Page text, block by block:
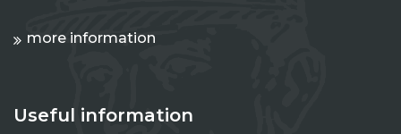
more information
Useful information